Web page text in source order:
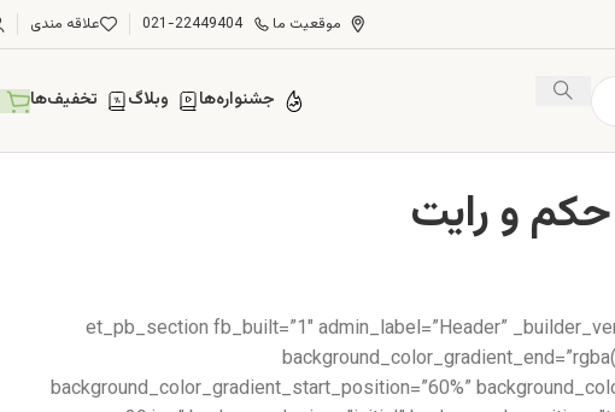
موقعیت ما 021-22449404 علاقه مندی
جشنواره‌ها وبلاگ تخفیف‌ها
[et_pb_section fb_built=”1″ admin_label=”Header”
background_color_gradient_start_position=”60%”